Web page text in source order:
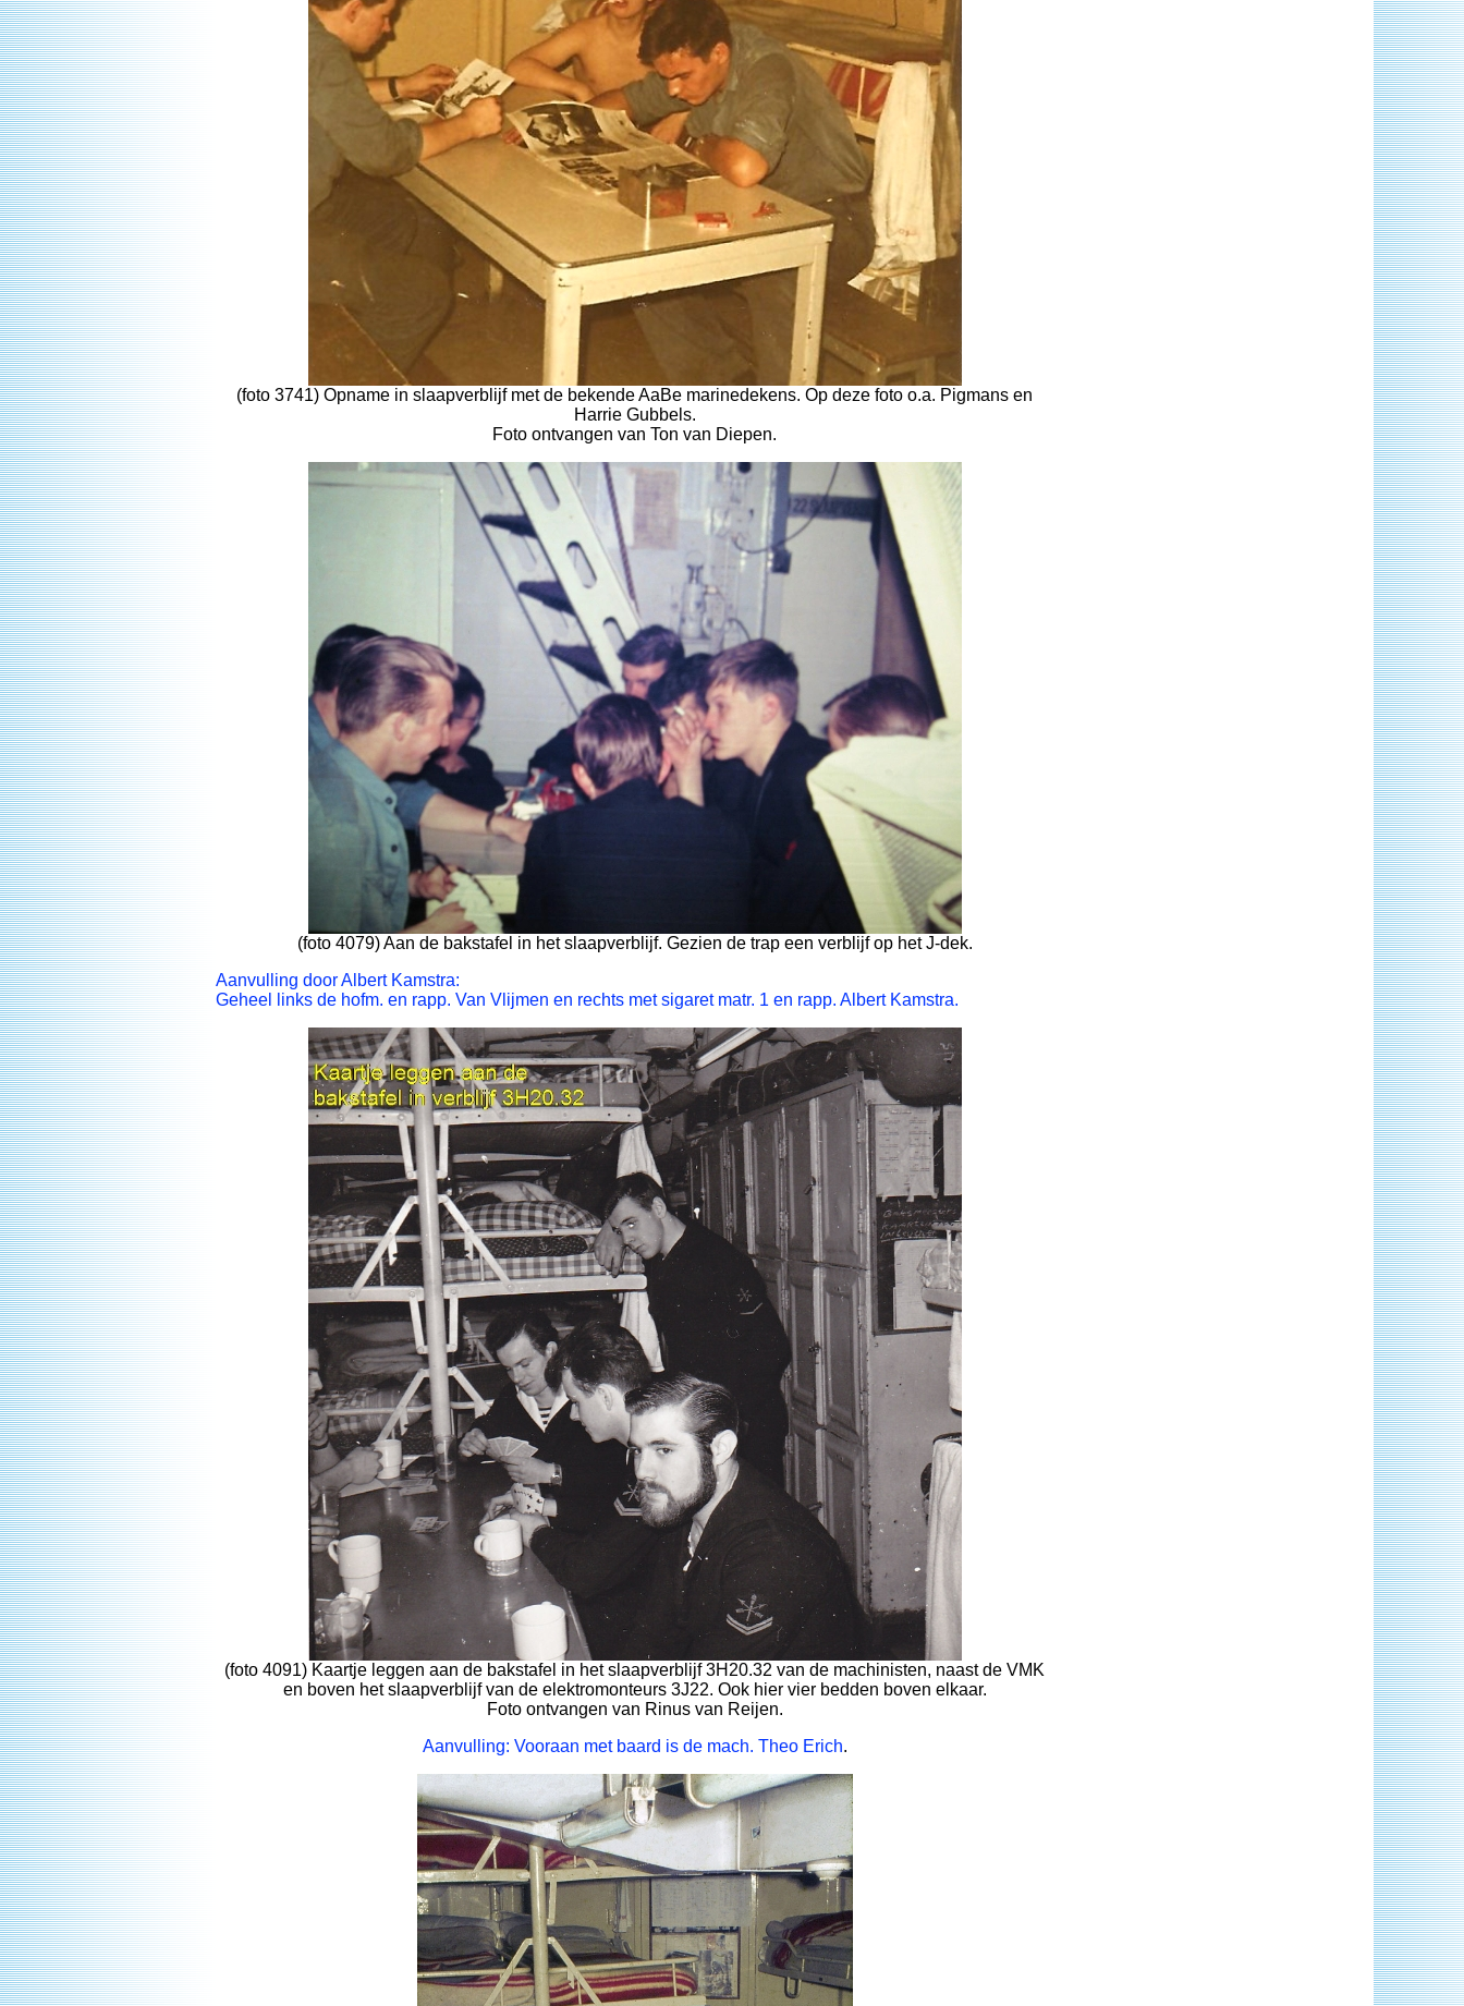
(foto 3741) Opname in slaapverblijf met de bekende AaBe marinedekens. Op deze foto o.a. Pigmans en
Harrie Gubbels.
Foto ontvangen van Ton van Diepen.
(foto 4079) Aan de bakstafel in het slaapverblijf. Gezien de trap een verblijf op het J-dek.
Aanvulling door Albert Kamstra:
Geheel links de hofm. en rapp. Van Vlijmen en rechts met sigaret matr. 1 en rapp. Albert Kamstra.
(foto 4091) Kaartje leggen aan de bakstafel in het slaapverblijf 3H20.32 van de machinisten, naast de VMK
en boven het slaapverblijf van de elektromonteurs 3J22. Ook hier vier bedden boven elkaar.
Foto ontvangen van Rinus van Reijen.
Aanvulling: Vooraan met baard is de mach. Theo Erich.